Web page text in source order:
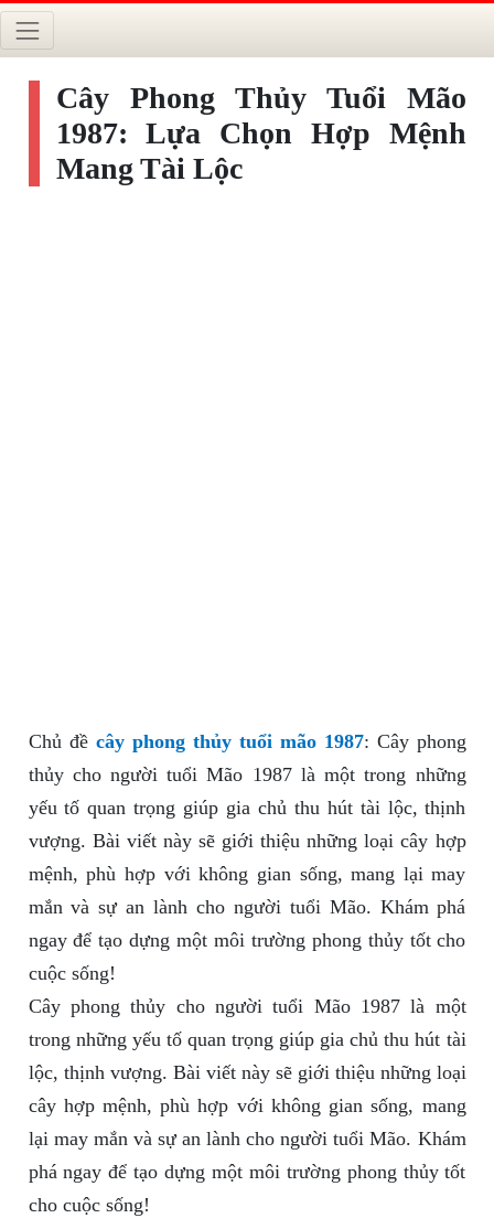
Cây Phong Thủy Tuổi Mão
1987: Lựa Chọn Hợp Mệnh
Mang Tài Lộc
Chủ đề cây phong thủy tuổi mão 1987: Cây phong
thủy cho người tuổi Mão 1987 là một trong những
yếu tố quan trọng giúp gia chủ thu hút tài lộc, thịnh
vượng. Bài viết này sẽ giới thiệu những loại cây hợp
mệnh, phù hợp với không gian sống, mang lại may
mắn và sự an lành cho người tuổi Mão. Khám phá
ngay để tạo dựng một môi trường phong thủy tốt cho
cuộc sống!
Cây phong thủy cho người tuổi Mão 1987 là một
trong những yếu tố quan trọng giúp gia chủ thu hút tài
lộc, thịnh vượng. Bài viết này sẽ giới thiệu những loại
cây hợp mệnh, phù hợp với không gian sống, mang
lại may mắn và sự an lành cho người tuổi Mão. Khám
phá ngay để tạo dựng một môi trường phong thủy tốt
cho cuộc sống!